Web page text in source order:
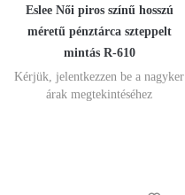
Eslee Női piros színű hosszú
méretű pénztárca szteppelt
mintás R-610
Kérjük, jelentkezzen be a nagyker
árak megtekintéséhez